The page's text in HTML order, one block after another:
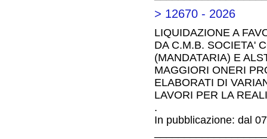
> 12670 - 2026
LIQUIDAZIONE A
DA C.M.B. SOCIETA'
(MANDATARIA) E
MAGGIORI ONERI
ELABORATI DI
LAVORI PER LA
.
In pubblicazione: dal